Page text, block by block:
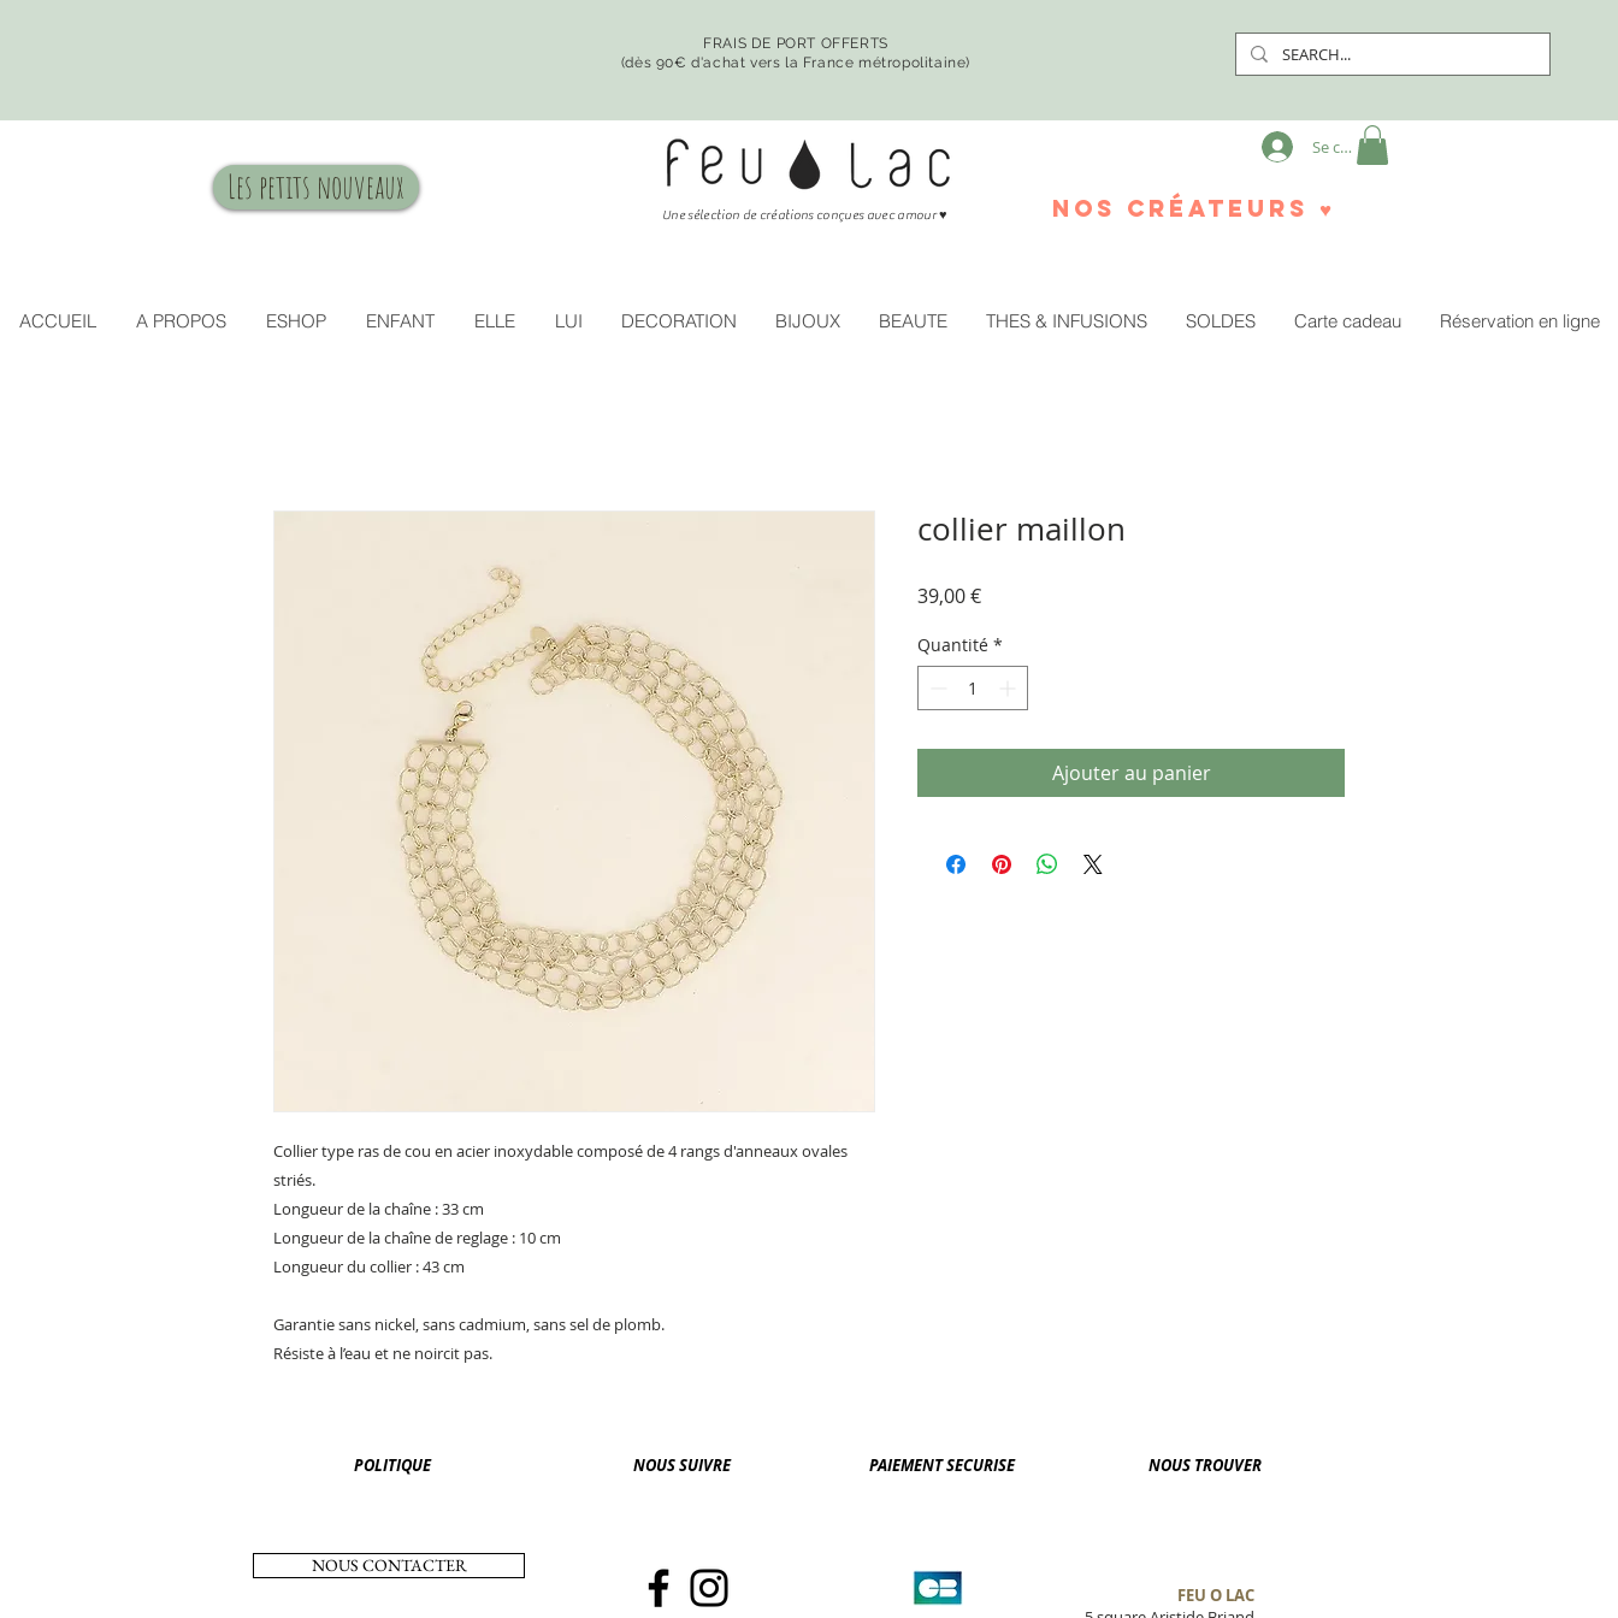
FRAIS DE PORT OFFERTS
(dès 90€ d'achat vers la France métropolitaine)
Les petits nouveaux
Une sélection de créations conçues avec amour♥
Se connecter
nos créateurs ♥
ACCUEIL A PROPOS ESHOP ENFANT ELLE LUI DECORATION BIJOUX BEAUTE THES & INFUSIONS SOLDES Carte cadeau Réservation en ligne
Collier type ras de cou en acier inoxydable composé de 4 rangs d'anneaux ovales
striés.
Longueur de la chaîne : 33 cm
Longueur de la chaîne de reglage : 10 cm
Longueur du collier : 43 cm
Garantie sans nickel, sans cadmium, sans sel de plomb.
Résiste à l’eau et ne noircit pas.
collier maillon
39,00 €Prix
Quantité *
Ajouter au panier
POLITIQUE
NOUS CONTACTER
NOUS SUIVRE PAIEMENT SECURISE NOUS TROUVER
FEU O LAC